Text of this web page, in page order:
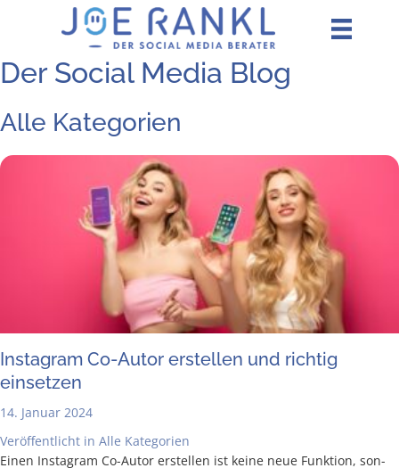
Der Social Media Blog
Alle Kategorien
Insta­gram Co-Autor erstel­len und rich­tig
einsetzen
14. Januar 2024
Veröffentlicht in Alle Kategorien
Einen Insta­gram Co-Autor erstel­len ist kei­ne neue Funk­ti­on, son­